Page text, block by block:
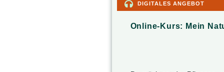
DIGITALES ANGEBOT
Online-Kurs: Mein